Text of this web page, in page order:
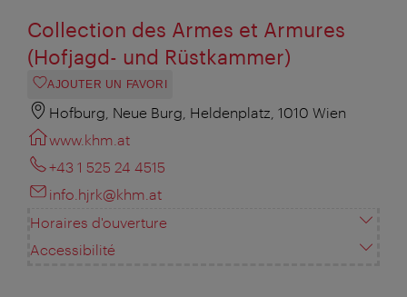
Collection des Armes et Armures
(Hofjagd- und Rüstkammer)
AJOUTER UN FAVORI
Hofburg, Neue Burg, Heldenplatz, 1010 Wien
www.khm.at
+43 1 525 24 4515
info.hjrk@khm.at
Horaires d'ouverture
Accessibilité